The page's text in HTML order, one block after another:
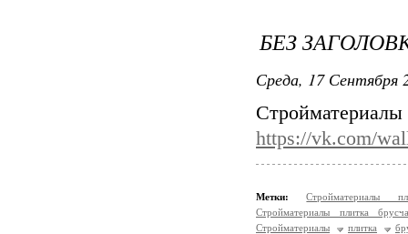
БЕЗ
Среда, 17 Сентября
https://vk.com/
Метки:
Стройматериалы
Стройматериалы плитка
Стройматериалы
плитка